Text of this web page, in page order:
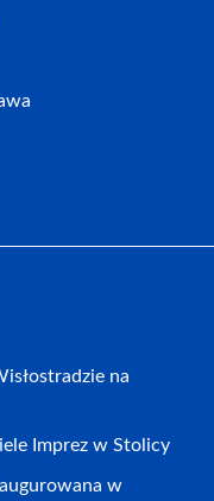
na
Imprez w Stolicy
w